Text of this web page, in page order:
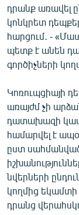
դրանք առավել
կոնկրետ
հարցում․ -
պետք է անեն
գործիչների
Կոռուպցիայի
առայժմ չի
դատախազի
համարվել է
ըստ
նվերների
կողմից եկամտի
դրանց